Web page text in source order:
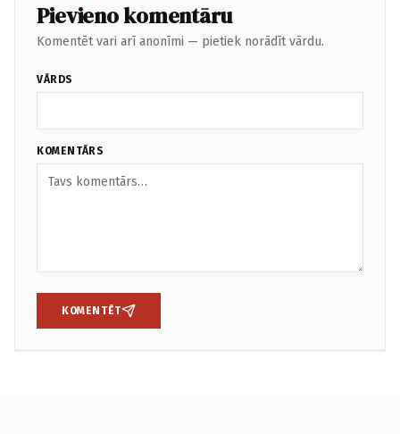
Pievieno komentāru
Komentēt vari arī anonīmi — pietiek norādīt vārdu.
VĀRDS
KOMENTĀRS
KOMENTĒT